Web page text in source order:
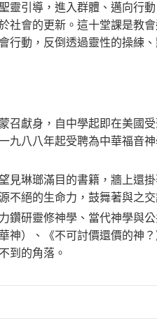
引導，進入群體、邁向行
會的更新。這十堂課是教
動，反倒透過靈性的操練
獻身，自中學起即在美國
八八年起受聘為中華福音
琳瑯滿目的書籍，牆上還
不絕的生命力，鼓舞著與之交
鑽研靈修神學、當代神學與
）、《不可討價還價的神
到的角落。